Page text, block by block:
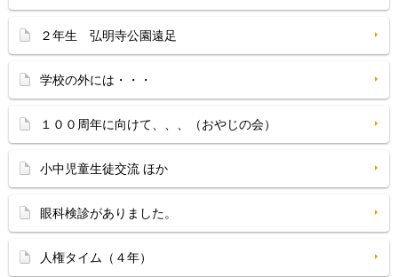
２年生 弘明寺公園遠足
学校の外には・・・
１００周年に向けて、、、（おやじの会）
小中児童生徒交流 ほか
眼科検診がありました。
人権タイム（４年）